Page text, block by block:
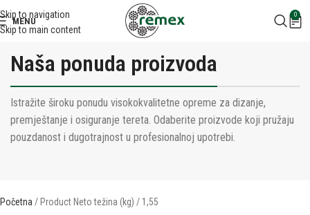
Skip to navigation
Skip to main content
MENU
0
Naša ponuda proizvoda
Istražite široku ponudu visokokvalitetne opreme za dizanje,
premještanje i osiguranje tereta. Odaberite proizvode koji pružaju
pouzdanost i dugotrajnost u profesionalnoj upotrebi.
Početna Product Neto težina (kg) 1,55